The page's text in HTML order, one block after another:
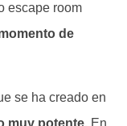
escape room
de
se ha creado en
muy potente. En